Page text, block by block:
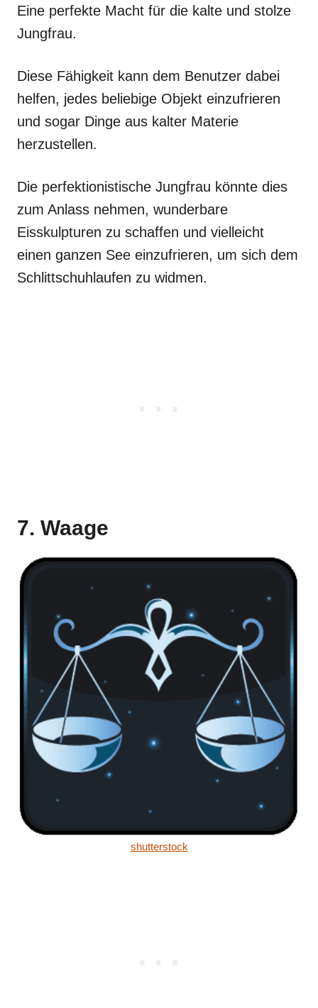
Eine perfekte Macht für die kalte und stolze
Jungfrau.
Diese Fähigkeit kann dem Benutzer dabei
helfen, jedes beliebige Objekt einzufrieren
und sogar Dinge aus kalter Materie
herzustellen.
Die perfektionistische Jungfrau könnte dies
zum Anlass nehmen, wunderbare
Eisskulpturen zu schaffen und vielleicht
einen ganzen See einzufrieren, um sich dem
Schlittschuhlaufen zu widmen.
7. Waage
shutterstock